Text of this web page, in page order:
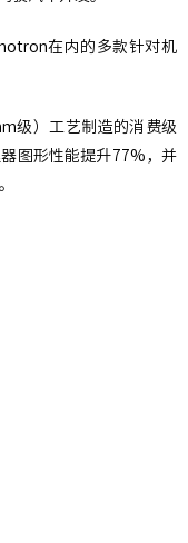
在内的多款针对机
级）工艺制造的消费级
图形性能提升77%，并